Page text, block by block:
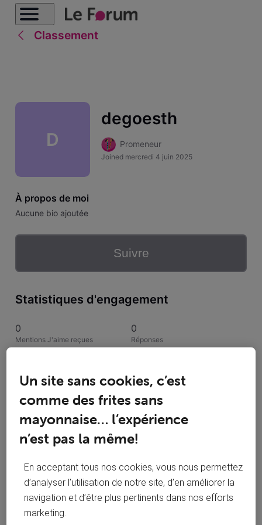
Classement
D
degoesth
Promeneur
Joined mercredi 4 juin 2025
À propos de moi
Aucune bio ajoutée
Suivre
Statistiques d'engagement
0
Mentions J'aime reçues
0
Réponses
Conversations suivies Publications
Solutions acceptées
Toutesles activités
Selected
Un site sans cookies, c’est
comme des frites sans
mayonnaise… l’expérience
n’est pas la même!
En acceptant tous nos cookies, vous nous permettez
d’analyser l’utilisation de notre site, d’en améliorer la
navigation et d’être plus pertinents dans nos efforts
marketing.